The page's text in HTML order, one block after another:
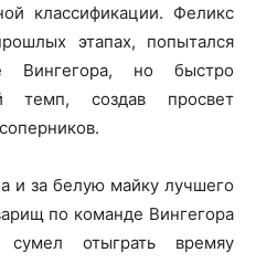
классификации. Феликс
этапах, попытался
Вингегора, но быстро
темп, создав просвет
и за белую майку лучшего
по команде Вингегора
отыграть времяу